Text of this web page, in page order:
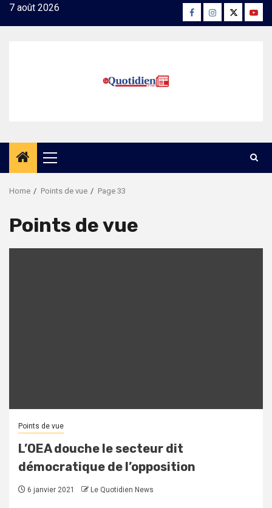
Skip7 août 2026 Facebook
Instagram
Twitter
Primary
Menu
Home Points de vue Page 33
Points de vue
Points de vue
L’OEA douche le secteur dit
démocratique de l’opposition
6 janvier 2021 Le Quotidien News